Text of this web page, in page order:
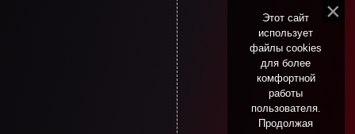
Этот сайт
использует
файлы cookies
для более
комфортной
работы
пользователя.
Продолжая